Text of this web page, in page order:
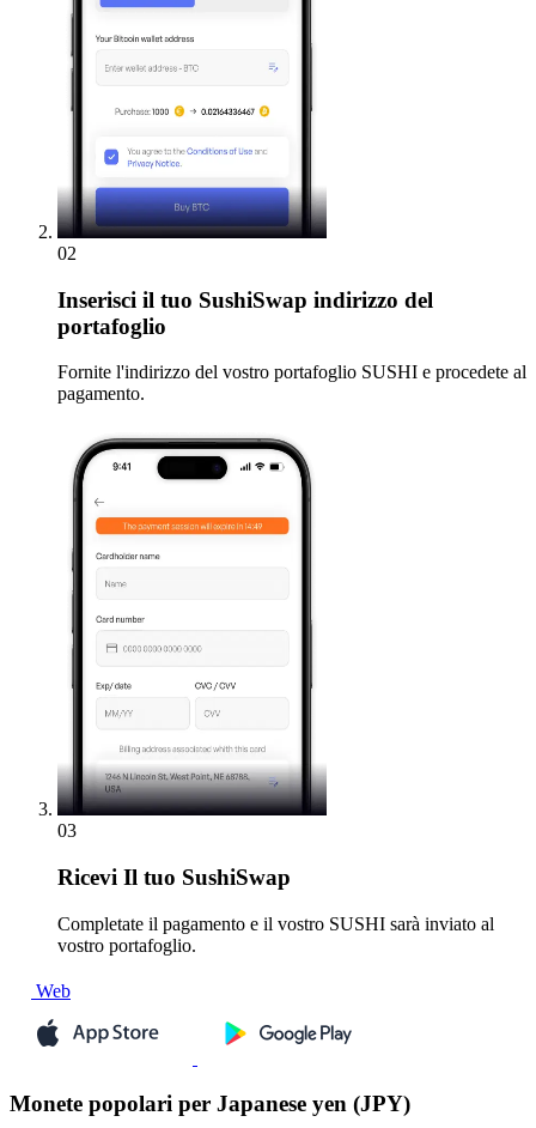
02
Inserisci il tuo SushiSwap indirizzo del
portafoglio
Fornite l'indirizzo del vostro portafoglio SUSHI e procedete al
pagamento.
03
Ricevi Il tuo SushiSwap
Completate il pagamento e il vostro SUSHI sarà inviato al
vostro portafoglio.
Web
Monete popolari per Japanese yen (JPY)